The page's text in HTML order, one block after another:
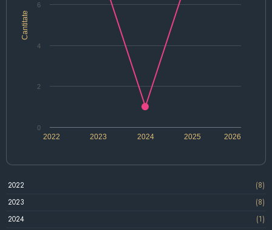
Cantitate
2022 2024 2026
2023 2025
0
2
4
6
2022
(8)
2023
(8)
2024
(1)